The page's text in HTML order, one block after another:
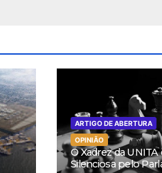
ARTIGO DE ABERTURA
OPINIÃO
O Xadrez da UNITA
Silenciosa pelo